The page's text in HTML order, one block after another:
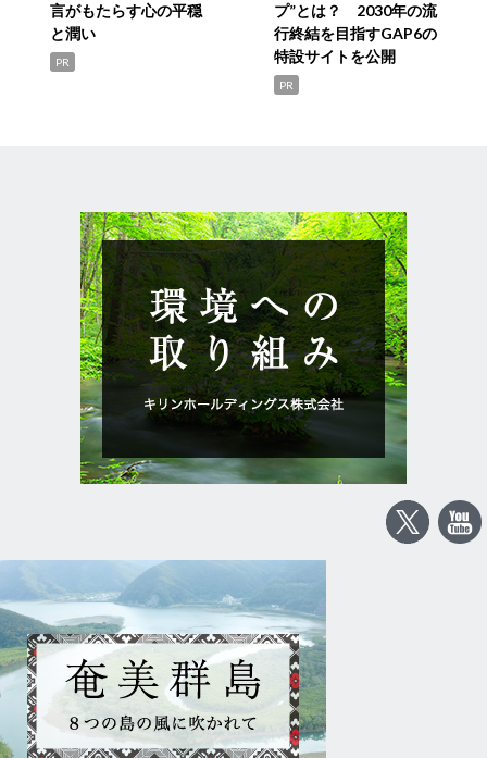
言がもたらす心の平穏
と潤い
PR
プ”とは？ 2030年の流
行終結を目指すGAP6の
特設サイトを公開
PR